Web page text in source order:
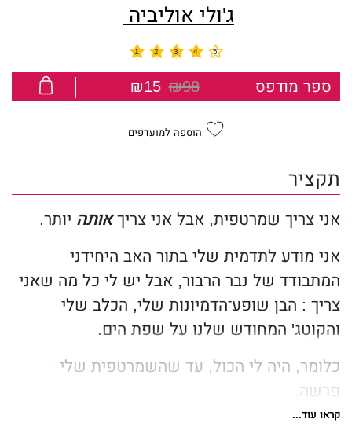
ג'ולי אוליביה
ספר מודפס ₪98
₪15
הוספה למועדפים
תקציר
אני צריך שמרטפית, אבל אני צריךאותה יותר.
אני מודע לתדמית שלי בתור האב היחידני
המתבודד של נבר הרבור, אבל יש לי כל מה שאני
צריך : הבן שופע־הדמיונות שלי, הכלב שלי
והקוטג' המחודש שלנו על שפת הים.
כלומר, היה לי הכול, עד שהשמרטפית שלי
פרשה.
הארוסה לשעבר של אחי, וונדי דארלינג, היא מורה
קראו עוד...